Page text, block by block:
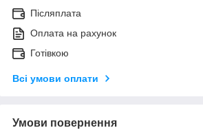
Післяплата
Оплата на рахунок
Готівкою
Всі умови оплати
Умови повернення